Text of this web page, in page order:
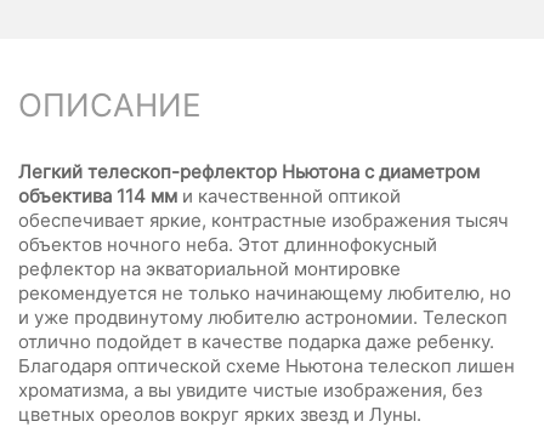
ОПИСАНИЕ
Легкий телескоп-рефлектор Ньютона с диаметром
объектива 114 мм и качественной оптикой
обеспечивает яркие, контрастные изображения тысяч
объектов ночного неба. Этот длиннофокусный
рефлектор на экваториальной монтировке
рекомендуется не только начинающему любителю, но
и уже продвинутому любителю астрономии. Телескоп
отлично подойдет в качестве подарка даже ребенку.
Благодаря оптической схеме Ньютона телескоп лишен
хроматизма, а вы увидите чистые изображения, без
цветных ореолов вокруг ярких звезд и Луны.